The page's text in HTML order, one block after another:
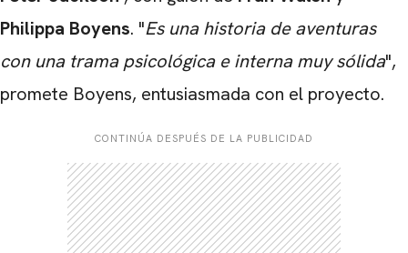
Philippa Boyens. "Es una historia de aventuras
con una trama psicológica e interna muy sólida",
promete Boyens, entusiasmada con el proyecto.
CONTINÚA DESPUÉS DE LA PUBLICIDAD